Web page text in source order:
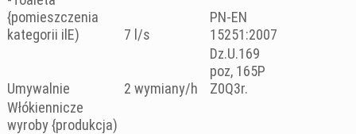
PN-EN
15251:2007
{pomieszczenia
kategorii ilE)
7 l/s
Umywalnie 2 wymiany/h
Dz.U.169
poz, 165P
Z0Q3r.
Włókiennicze
wyroby {produkcja)